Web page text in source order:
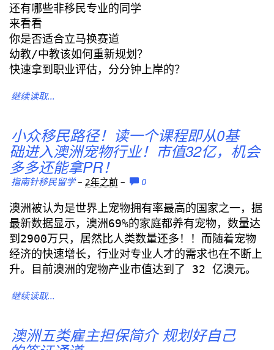
还有哪些非移民专业的同学
来看看
你是否适合立马换赛道
幼教/中教该如何重新规划？
快速拿到职业评估，分分钟上岸的？
继续读取...
小众移民路径！读一个课程即从0基
础进入澳洲宠物行业！市值32亿，机会
多多还能拿PR！
指南针移民留学– 2年之前 – 0
澳洲被认为是世界上宠物拥有率最高的国家之一，据
最新数据显示，澳洲69%的家庭都养有宠物，数量达
到2900万只，居然比人类数量还多！！而随着宠物
经济的快速增长，行业对专业人才的需求也在不断上
升。目前澳洲的宠物产业市值达到了 32 亿澳元。
继续读取...
澳洲五类雇主担保简介 规划好自己